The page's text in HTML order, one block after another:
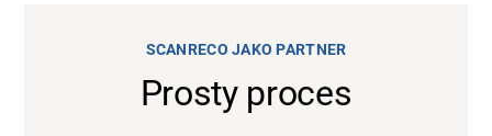
SCANRECO JAKO PARTNER
Prosty proces